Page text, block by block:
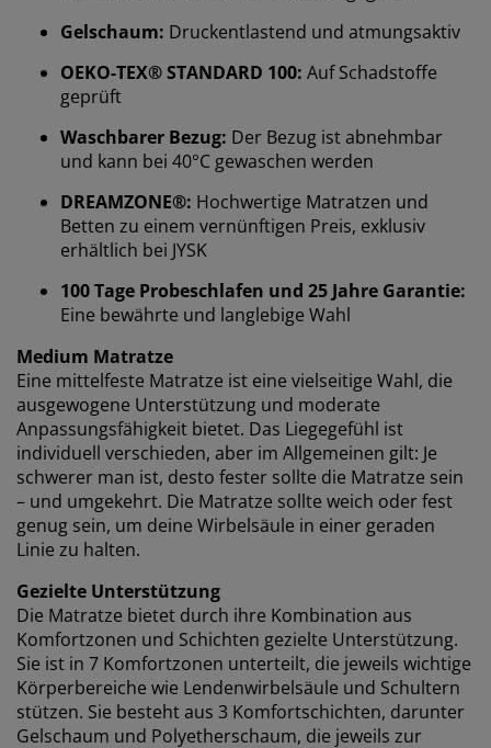
Gelschaum: Druckentlastend und atmungsaktiv
OEKO-TEX® STANDARD 100: Auf Schadstoffe
geprüft
Waschbarer Bezug: Der Bezug ist abnehmbar
und kann bei 40°C gewaschen werden
DREAMZONE®: Hochwertige Matratzen und
Betten zu einem vernünftigen Preis, exklusiv
erhältlich bei JYSK
100 Tage Probeschlafen und 25 Jahre Garantie:
Eine bewährte und langlebige Wahl
Medium Matratze
Eine mittelfeste Matratze ist eine vielseitige Wahl, die
ausgewogene Unterstützung und moderate
Anpassungsfähigkeit bietet. Das Liegegefühl ist
individuell verschieden, aber im Allgemeinen gilt: Je
schwerer man ist, desto fester sollte die Matratze sein
– und umgekehrt. Die Matratze sollte weich oder fest
genug sein, um deine Wirbelsäule in einer geraden
Linie zu halten.
Gezielte Unterstützung
Die Matratze bietet durch ihre Kombination aus
Komfortzonen und Schichten gezielte Unterstützung.
Sie ist in 7 Komfortzonen unterteilt, die jeweils wichtige
Körperbereiche wie Lendenwirbelsäule und Schultern
stützen. Sie besteht aus 3 Komfortschichten, darunter
Gelschaum und Polyetherschaum, die jeweils zur
Bei JYSK verwenden wir Cookies und mobile
Kennungen, um dir ein optimales Erlebnis auf unserer
Website zu bieten. Cookies sammeln Informationen
über dich, um Funktionen, Statistiken und relevante
Werbung zu ermöglichen.
Wenn du Marketing-Cookies akzeptierst, teilen wir
deine Browsing-Daten mit unseren Marketingpartnern
(z. B. Google, Meta und TikTok), um personalisierte und
statische Anzeigen zu schalten. Weitere Informationen
zu den Zwecken findest du unter „Einstellungen“, wo
du auch deine Einwilligung jederzeit über das Cookie-
Symbol widerrufen kannst. Durch Klicken auf „Alle
akzeptieren“ stimmst du allen drei
Verwendungszwecken zu. Lies mehr über unsere